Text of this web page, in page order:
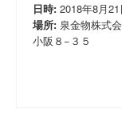
日時: 2018年8月
場所: 泉金物株式
小阪８−３５